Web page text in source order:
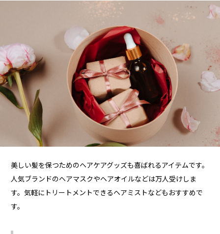
美しい髪を保つためのヘアケアグッズも喜ばれるアイテムです。
人気ブランドのヘアマスクやヘアオイルなどは万人受けしま
す。気軽にトリートメントできるヘアミストなどもおすすめで
す。